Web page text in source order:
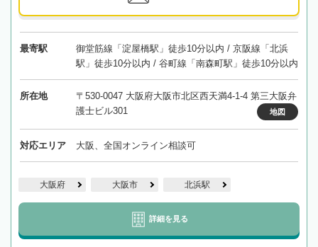
最寄駅
御堂筋線「淀屋橋駅」徒歩10分以内 / 京阪線「北浜
駅」徒歩10分以内 / 谷町線「南森町駅」徒歩10分以内
所在地
〒530-0047 大阪府大阪市北区西天満4-1-4 第三大阪弁
護士ビル301
地図
対応エリア 大阪、全国オンライン相談可
大阪府 大阪市 北浜駅
詳細を見る